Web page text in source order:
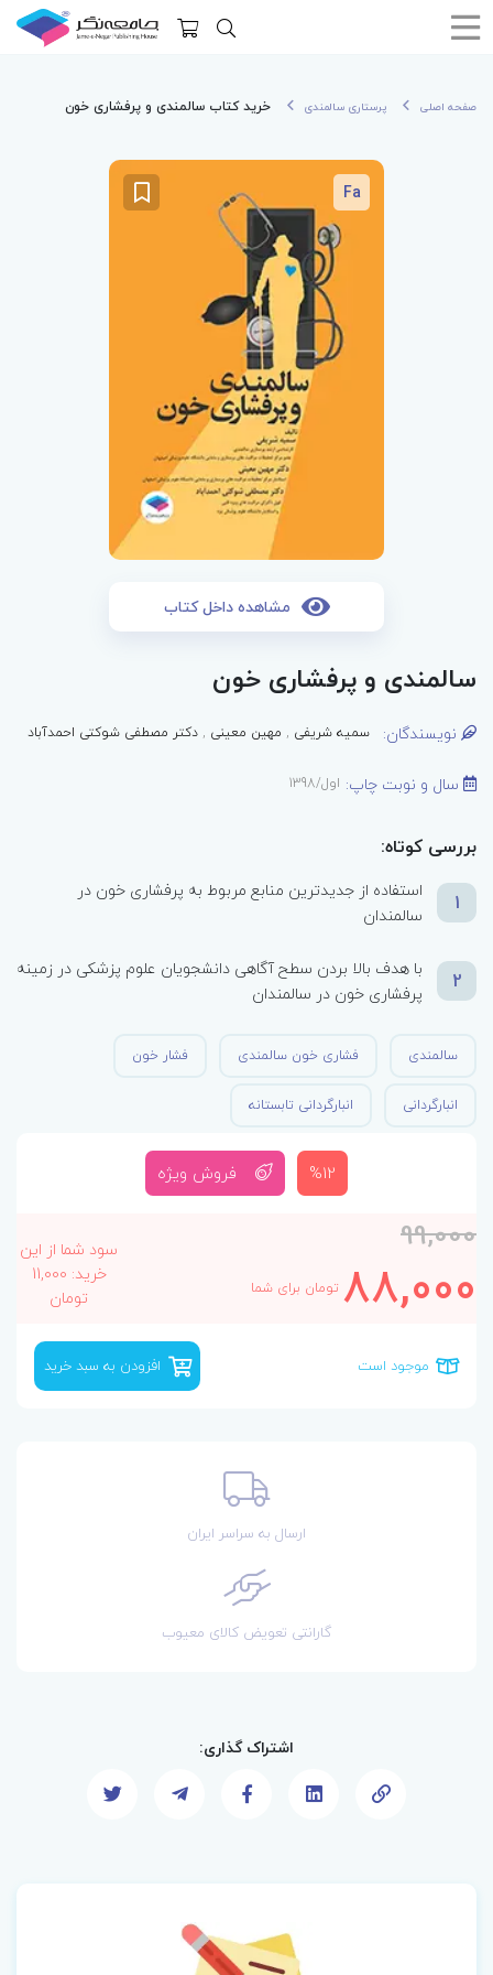
صفحه اصلی پرستاری سالمندی خرید کتاب سالمندی و پرفشاری خون
Fa
مشاهده داخل کتاب
سالمندی و پرفشاری خون
نویسندگان: سمیه شریفی , مهین معینی ,دکتر مصطفی شوکتی احمدآباد
سال و نوبت چاپ: اول/1398
بررسی کوتاه:
1
استفاده از جدیدترین منابع مربوط به پرفشاری خون در
سالمندان
2
با هدف بالا بردن سطح آگاهی دانشجویان علوم پزشکی در زمینه
پرفشاری خون در سالمندان
سالمندی فشاری خون سالمندی فشار خون
انبارگردانی انبارگردانی تابستانه
%12 فروش ویژه
99,000
88,000تومان برای شما
سود شما از این
خرید: 11,000
تومان
موجود است افزودن به سبد خرید
ارسال به سراسر ایران
گارانتی تعویض کالای معیوب
اشتراک گذاری: